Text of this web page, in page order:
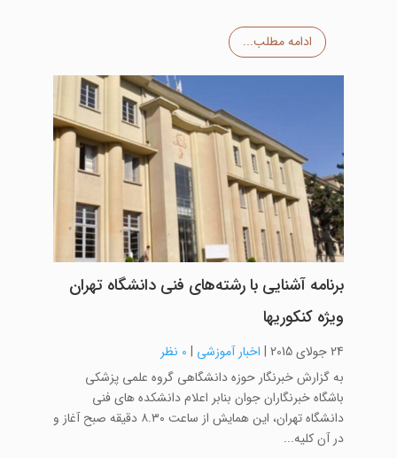
ادامه مطلب...
برنامه آشنایی با رشته‌های فنی دانشگاه تهران
ویژه کنکوریها
24 جولای 2015 | اخبار آموزشی | 0 نظر
به گزارش خبرنگار حوزه دانشگاهی گروه علمی پزشکی
باشگاه خبرنگاران جوان بنابر اعلام دانشکده های فنی
دانشگاه تهران، این همایش از ساعت ۸.۳۰ دقیقه صبح آغاز و
در آن کلیه...